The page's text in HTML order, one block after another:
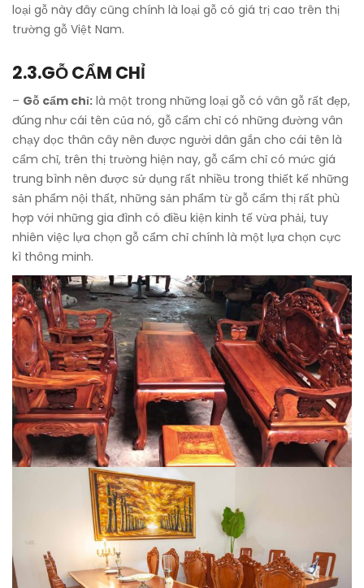
loại gỗ này đây cũng chính là loại gỗ có giá trị cao trên thị
trường gỗ Việt Nam.
2.3.GỖ CẨM CHỈ
– Gỗ cẩm chỉ: là một trong những loại gỗ có vân gỗ rất đẹp,
đúng như cái tên của nó, gỗ cẩm chỉ có những đường vân
chạy dọc thân cây nên được người dân gắn cho cái tên là
cẩm chỉ, trên thị trường hiện nay, gỗ cẩm chỉ có mức giá
trung bình nên được sử dụng rất nhiều trong thiết kế những
sản phẩm nội thất, những sản phẩm từ gỗ cẩm thị rất phù
hợp với những gia đình có điều kiện kinh tế vừa phải, tuy
nhiên việc lựa chọn gỗ cẩm chỉ chính là một lựa chọn cực
kì thông minh.